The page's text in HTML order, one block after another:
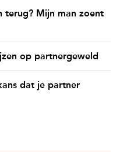
terug? Mijn man zoent
op partnergeweld
dat je partner